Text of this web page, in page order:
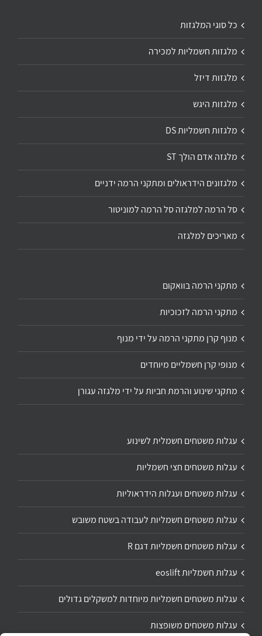
כל סוגי המלגזות
מלגזות חשמליות למכירה
מלגזות דיזל
מלגזות היגש
מלגזות חשמליות DS
מלגזה אדם הולך ST
מלגזונים הידראולים ומתקני הרמה ידניים
סל הרמה למלגזה סל הרמה למוניטור
מאריכים למלגזה
מתקני הרמה בוואקום
מתקני הרמה לזכוכיות
מנוף קרן מתקני הרמה על ידי מנוף
מנופי קרן חשמליים מיוחדים
מתקני שינוע והרמת חביות על ידי מלגזה עגורן
עגלות משטחים חשמלית לשינוע
עגלות משטחים חצי חשמליות
עגלות משטחים ועגלות הידראוליות
עגלות משטחים חשמליות לעבודה בשטח משובש
עגלות משטחים חשמליות דגם R
עגלות חשמליות eoslift
עגלות משטחים חשמליות מיוחדות למשקלים גדולים
עגלות משטחים משופצות